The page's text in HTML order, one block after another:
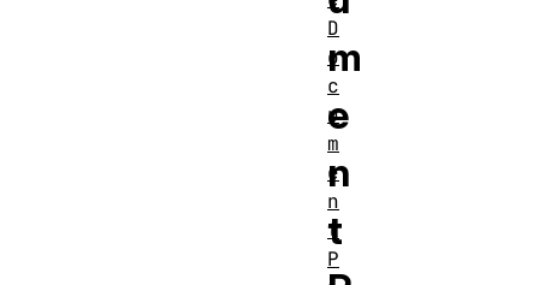
m
e
n
t
D
o
c
u
m
e
n
t
P